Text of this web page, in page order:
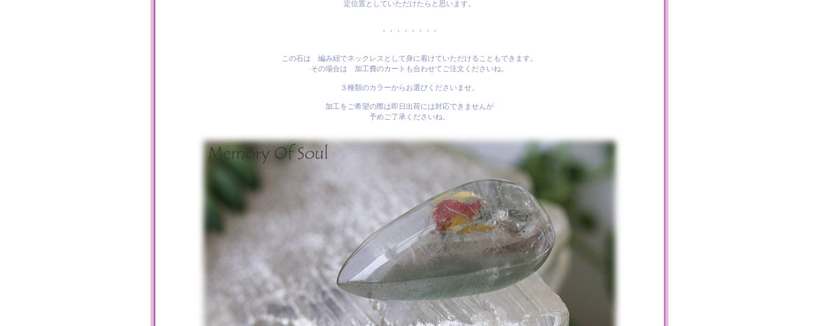
定位置としていただけたらと思います。
・・・・・・・・
この石は 編み紐でネックレスとして身に着けていただけることもできます。
その場合は 加工費のカートも合わせてご注文くださいね。
３種類のカラーからお選びくださいませ。
加工をご希望の際は即日出荷には対応できませんが
予めご了承くださいね。